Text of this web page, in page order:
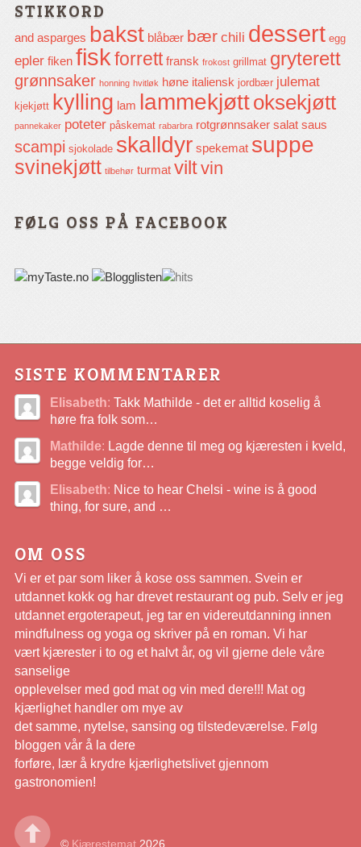
STIKKORD
and asparges bakst blåbær bær chili dessert egg
epler fiken fiskforrett fransk frokost grillmat gryterett
grønnsaker honning hvitløk høne italiensk jordbær julemat
kjekjøtt kylling lam lammekjøttoksekjøtt
pannekaker poteter påskemat rabarbra rotgrønnsaker salat saus
scampi sjokolade skalldyr spekemat suppe
svinekjøtt tilbehør turmat viltvin
FØLG OSS PÅ FACEBOOK
SISTE KOMMENTARER
Elisabeth: Takk Mathilde - det er alltid koselig å
høre fra folk som…
Mathilde: Lagde denne til meg og kjæresten i kveld,
begge veldig for…
Elisabeth: Nice to hear Chelsi - wine is å good
thing, for sure, and …
OM OSS
Vi er et par som liker å kose oss sammen. Svein er
utdannet kokk og har drevet restaurant og pub. Selv er jeg
utdannet ergoterapeut, jeg tar en videreutdanning innen
mindfulness og yoga og skriver på en roman. Vi har
vært kjærester i to og et halvt år, og vil gjerne dele våre
sanselige
opplevelser med god mat og vin med dere!!! Mat og
kjærlighet handler om mye av
det samme, nytelse, sansing og tilstedeværelse. Følg
bloggen vår å la dere
forføre, lær å krydre kjærlighetslivet gjennom
gastronomien!
© Kjærestemat2026